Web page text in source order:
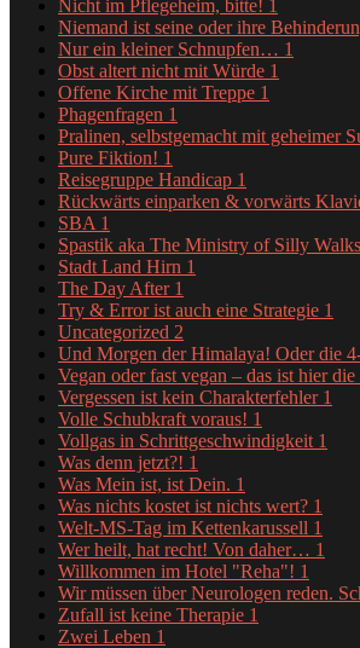
Nicht im Pflegeheim, bitte! 1
Niemand ist seine oder ihre
Nur ein kleiner Schnupfen… 1
Obst altert nicht mit Würde 1
Offene Kirche mit Treppe 1
Phagenfragen 1
Pralinen, selbstgemacht mit geheimer
Pure Fiktion! 1
Reisegruppe Handicap 1
Rückwärts einparken & vorwärts
SBA 1
Spastik aka The Ministry of Silly Walks
Stadt Land Hirn 1
The Day After 1
Try & Error ist auch eine Strategie 1
Uncategorized 2
Und Morgen der Himalaya! Oder die
Vegan oder fast vegan – das ist hier die
Vergessen ist kein Charakterfehler 1
Volle Schubkraft voraus! 1
Vollgas in Schrittgeschwindigkeit 1
Was denn jetzt?! 1
Was Mein ist, ist Dein. 1
Was nichts kostet ist nichts wert? 1
Welt-MS-Tag im Kettenkarussell 1
Wer heilt, hat recht! Von daher… 1
Willkommen im Hotel "Reha"! 1
Wir müssen über Neurologen reden.
Zufall ist keine Therapie 1
Zwei Leben 1